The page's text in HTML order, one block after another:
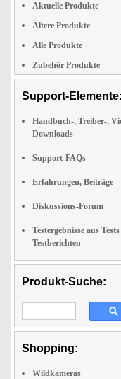
Aktuelle Produkte
Ältere Produkte
Alle Produkte
Zubehör Produkte
Support-Elemente:
Handbuch-, Treiber-,
Downloads
Support-FAQs
Erfahrungen, Beiträge
Diskussions-Forum
Testergebnisse aus
Testberichten
Produkt-Suche:
Shopping:
Wildkameras